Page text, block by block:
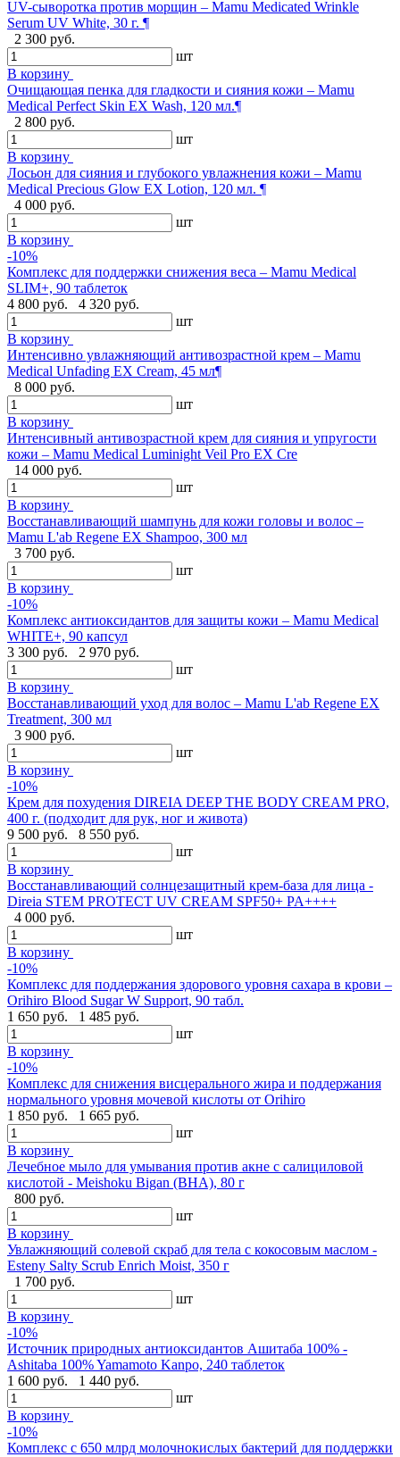
UV-сыворотка против морщин – Mamu Medicated Wrinkle
Serum UV White, 30 г. ¶
2 300 руб.
шт
В корзину
Очищающая пенка для гладкости и сияния кожи – Mamu
Medical Perfect Skin EX Wash, 120 мл.¶
2 800 руб.
шт
В корзину
Лосьон для сияния и глубокого увлажнения кожи – Mamu
Medical Precious Glow EX Lotion, 120 мл. ¶
4 000 руб.
шт
В корзину
-10%
Комплекс для поддержки снижения веса – Mamu Medical
SLIM+, 90 таблеток
4 800 руб.
4 320 руб.
шт
В корзину
Интенсивно увлажняющий антивозрастной крем – Mamu
Medical Unfading EX Cream, 45 мл¶
8 000 руб.
шт
В корзину
Интенсивный антивозрастной крем для сияния и упругости
кожи – Mamu Medical Luminight Veil Pro EX Cre
14 000 руб.
шт
В корзину
Восстанавливающий шампунь для кожи головы и волос –
Mamu L'ab Regene EX Shampoo, 300 мл
3 700 руб.
шт
В корзину
-10%
Комплекс антиоксидантов для защиты кожи – Mamu Medical
WHITE+, 90 капсул
3 300 руб.
2 970 руб.
шт
В корзину
Восстанавливающий уход для волос – Mamu L'ab Regene EX
Treatment, 300 мл
3 900 руб.
шт
В корзину
-10%
Крем для похудения DIREIA DEEP THE BODY CREAM PRO,
400 г. (подходит для рук, ног и живота)
9 500 руб.
8 550 руб.
шт
В корзину
Восстанавливающий солнцезащитный крем-база для лица -
Direia STEM PROTECT UV CREAM SPF50+ PA++++
4 000 руб.
шт
В корзину
-10%
Комплекс для поддержания здорового уровня сахара в крови –
Orihiro Blood Sugar W Support, 90 табл.
1 650 руб.
1 485 руб.
шт
В корзину
-10%
Комплекс для снижения висцерального жира и поддержания
нормального уровня мочевой кислоты от Orihiro
1 850 руб.
1 665 руб.
шт
В корзину
Лечебное мыло для умывания против акне с салициловой
кислотой - Meishoku Bigan (BHA), 80 г
800 руб.
шт
В корзину
Увлажняющий солевой скраб для тела с кокосовым маслом -
Esteny Salty Scrub Enrich Moist, 350 г
1 700 руб.
шт
В корзину
-10%
Источник природных антиоксидантов Ашитаба 100% -
Ashitaba 100% Yamamoto Kanpo, 240 таблеток
1 600 руб.
1 440 руб.
шт
В корзину
-10%
Комплекс с 650 млрд молочнокислых бактерий для поддержки